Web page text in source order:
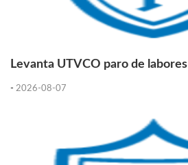
Levanta UTVCO paro de labores
- 2026-08-07